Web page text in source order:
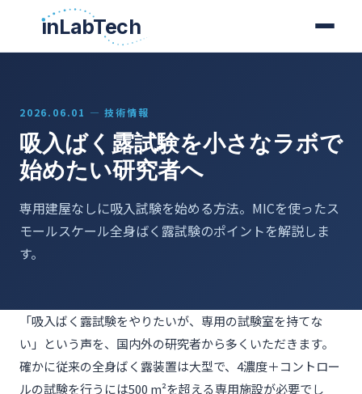
ınLabTech
ınLabTech
2026.06.01 — 技術情報
吸入ばく露試験を小さなラボで
始めたい研究者へ
専用建屋なしに吸入試験を始める方法。MICを使ったス
モールスケール全身ばく露試験のポイントを解説しま
す。
「吸入ばく露試験をやりたいが、専用の試験室を持てな
い」という声を、国内外の研究者から多くいただきます。
確かに従来の全身ばく露装置は大型で、4濃度＋コントロー
ルの試験を行うには500 m²を超える専用施設が必要でし